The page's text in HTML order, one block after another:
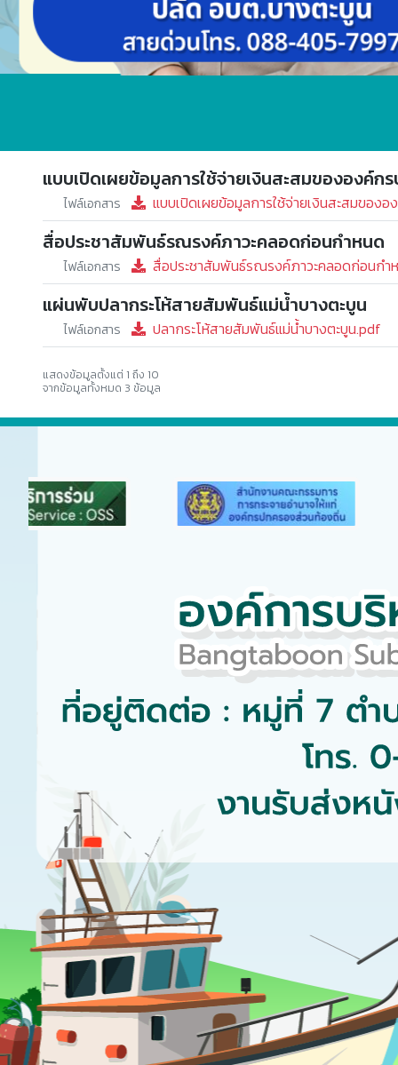
แบบเปิดเผยข้อมูลการใช้จ่ายเงินสะสมขององค์
ไฟล์เอกสาร แบบเปิดเผยข้อมูลการใช้จ่ายเงินสะสมขอ
สื่อประชาสัมพันธ์รณรงค์ภาวะคลอดก่อนกำหนด
ไฟล์เอกสาร สื่อประชาสัมพันธ์รณรงค์ภาวะคลอดก่อนกำ
แผ่นพับปลากระโห้สายสัมพันธ์แม่น้ำบางตะบูน
ไฟล์เอกสาร ปลากระโห้สายสัมพันธ์แม่น้ำบางตะบูน.pdf
แสดงข้อมูลตั้งแต่ 1 ถึง 10
จากข้อมูลทั้งหมด 3 ข้อมูล
Previous